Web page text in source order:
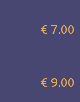
€ 7.00
€ 9.00